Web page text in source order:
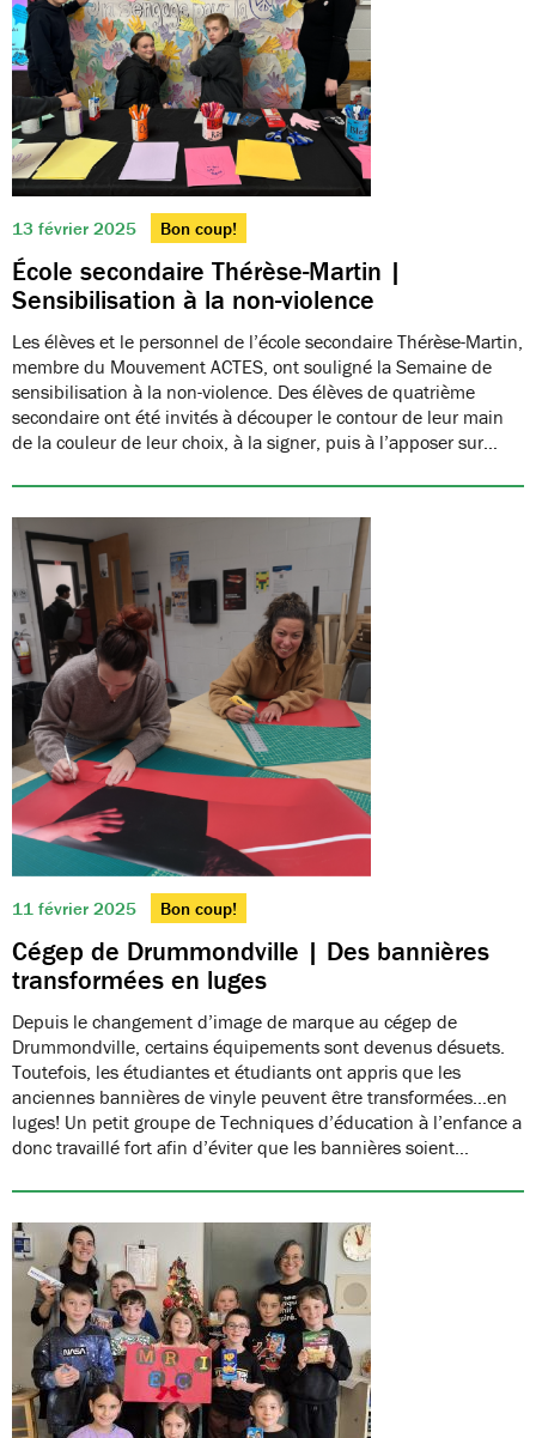
13 février 2025 Bon coup!
École secondaire Thérèse-Martin |
Sensibilisation à la non-violence
Les élèves et le personnel de l’école secondaire Thérèse-Martin,
membre du Mouvement ACTES, ont souligné la Semaine de
sensibilisation à la non-violence. Des élèves de quatrième
secondaire ont été invités à découper le contour de leur main
de la couleur de leur choix, à la signer, puis à l’apposer sur…
11 février 2025 Bon coup!
Cégep de Drummondville | Des bannières
transformées en luges
Depuis le changement d’image de marque au cégep de
Drummondville, certains équipements sont devenus désuets.
Toutefois, les étudiantes et étudiants ont appris que les
anciennes bannières de vinyle peuvent être transformées…en
luges! Un petit groupe de Techniques d’éducation à l’enfance a
donc travaillé fort afin d’éviter que les bannières soient…